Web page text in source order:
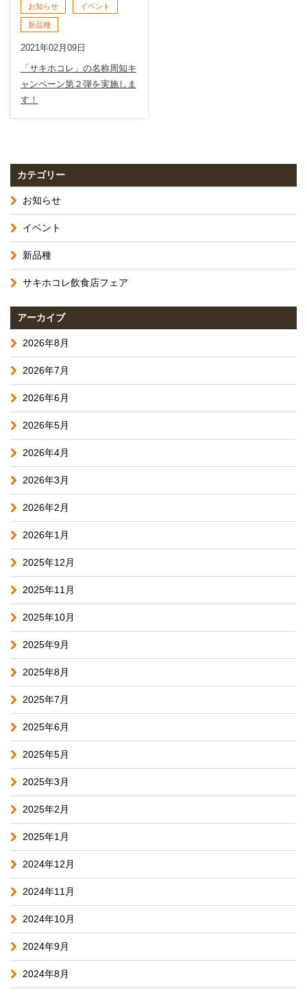
お知らせ イベント
新品種
2021年02月09日
「サキホコレ」の名称周知キ
ャンペーン第２弾を実施しま
す！
カテゴリー
お知らせ
イベント
新品種
サキホコレ飲食店フェア
アーカイブ
2026年8月
2026年7月
2026年6月
2026年5月
2026年4月
2026年3月
2026年2月
2026年1月
2025年12月
2025年11月
2025年10月
2025年9月
2025年8月
2025年7月
2025年6月
2025年5月
2025年3月
2025年2月
2025年1月
2024年12月
2024年11月
2024年10月
2024年9月
2024年8月